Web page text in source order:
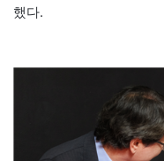
했다.